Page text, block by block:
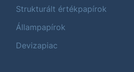
Strukturált értékpapírok
Állampapírok
Devizapiac